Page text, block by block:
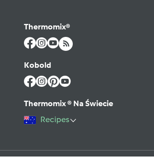
Thermomix®
Kobold
Thermomix ® Na Świecie
Recipes